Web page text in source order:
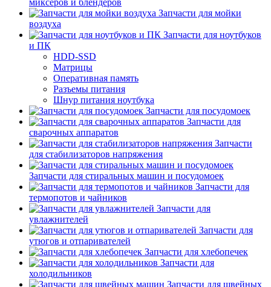
миксеров и блендеров
Запчасти для мойки
воздуха
Запчасти для ноутбуков
и ПК
HDD-SSD
Матрицы
Оперативная память
Разъемы питания
Шнур питания ноутбука
Запчасти для посудомоек
Запчасти для
сварочных аппаратов
Запчасти
для стабилизаторов напряжения
Запчасти для стиральных машин и посудомоек
Запчасти для
термопотов и чайников
Запчасти для
увлажнителей
Запчасти для
утюгов и отпаривателей
Запчасти для хлебопечек
Запчасти для
холодильников
Запчасти для швейных